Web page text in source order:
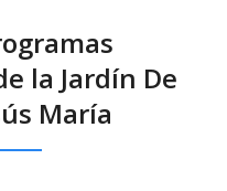
la Jardín De
María